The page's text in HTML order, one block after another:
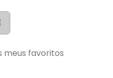
meus favoritos